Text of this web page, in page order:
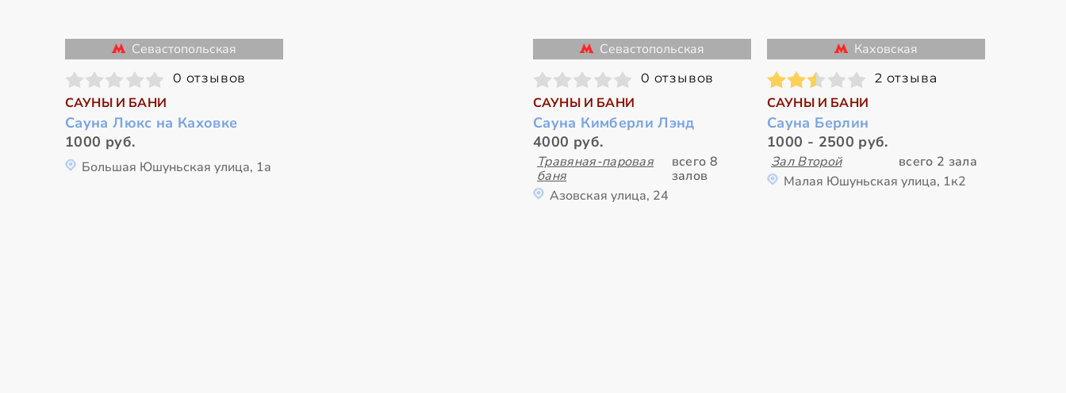
Севастопольская
0 отзывов
САУНЫ И БАНИ
Сауна Люкс на Каховке
1000 руб.
Большая Юшуньская улица, 1а
Севастопольская
0 отзывов
САУНЫ И БАНИ
Сауна Кимберли Лэнд
4000 руб.
Травяная-паровая
баня
всего 8
залов
Азовская улица, 24
Каховская
2 отзыва
САУНЫ И БАНИ
Сауна Берлин
1000 - 2500 руб.
Зал Второй
всего 2 зала
Малая Юшуньская улица, 1к2